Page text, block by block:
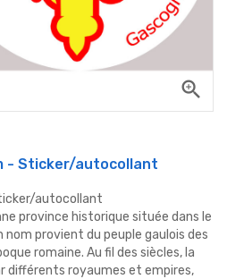
zoom_in
- Sticker/autocollant
autocollant
province historique située dans le
nom provient du peuple gaulois des
romaine. Au fil des siècles, la
différents royaumes et empires,